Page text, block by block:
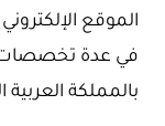
في عدة
بالمملكة